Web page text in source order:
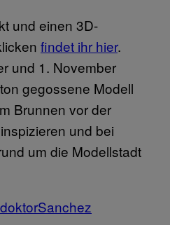
und einen 3D-
findet ihr hier.
und 1. November
gegossene Modell
Brunnen vor der
und bei
um die Modellstadt